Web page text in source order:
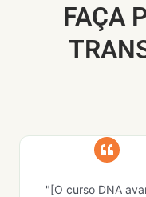
FAÇA
"[O curso DNA